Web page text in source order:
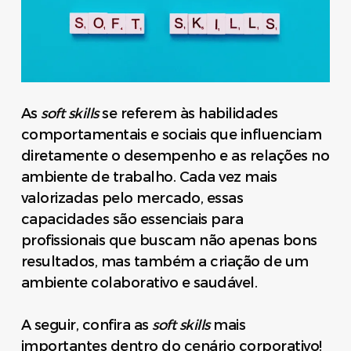
Assoft skillsse referem às habilidades
comportamentais e sociais que influenciam
diretamente o desempenho e as relações no
ambiente de trabalho. Cada vez mais
valorizadas pelo mercado, essas
capacidades são essenciais para
profissionais que buscam não apenas bons
resultados, mas também a criação de um
ambiente colaborativo e saudável.
A seguir, confira assoft skillsmais
importantes dentro do cenário corporativo!